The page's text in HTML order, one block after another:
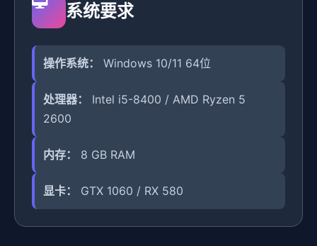
系统要求
操作系统： Windows 10/11 64位
处理器：
Intel i5-8400 / AMD Ryzen 5
2600
内存： 8 GB RAM
显卡： GTX 1060 / RX 580